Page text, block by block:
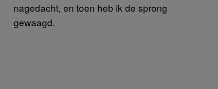
nagedacht, en toen heb ik de sprong
gewaagd.